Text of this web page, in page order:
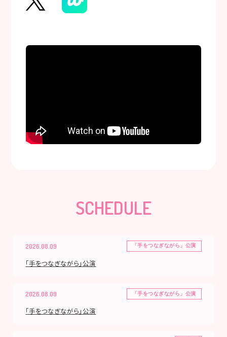
SCHEDULE
2026.08.09 「手をつなぎながら」公演
「手をつなぎながら」公演
2026.08.09 「手をつなぎながら」公演
「手をつなぎながら」公演